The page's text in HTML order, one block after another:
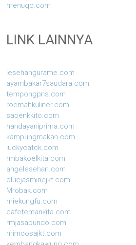
menuqq.com
LINK LAINNYA
lesehangurame.com
ayambakar7saudara.com
tempongpns.com
roemahkuliner.com
saoenkkito.com
handayaniprima.com
kampungmakan.com
luckycatck.com
rmbakoelkita.com
angelesehan.com
bluejasminejkt.com
Mrobak.com
miekungfu.com
cafetemankita.com
rmjasabundo.com
mimoosajkt.com